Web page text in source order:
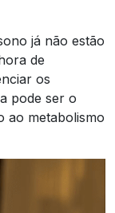
já não estão
de
os
pode ser o
ao metabolismo